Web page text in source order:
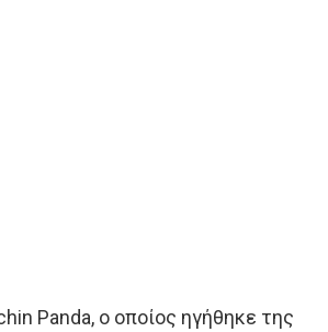
Panda, ο οποίος ηγήθηκε της